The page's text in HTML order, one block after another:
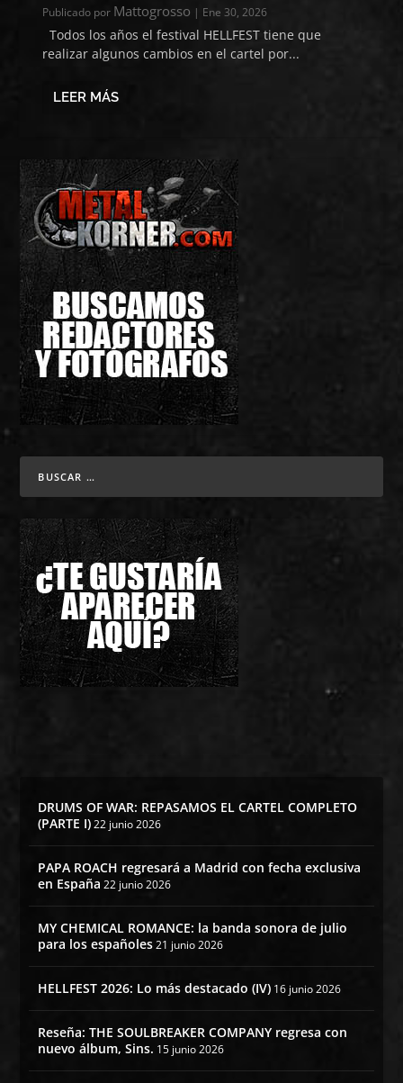
Publicado por Mattogrosso | Ene 30, 2026
Todos los años el festival HELLFEST tiene que
realizar algunos cambios en el cartel por...
LEER MÁS
DRUMS OF WAR: REPASAMOS EL CARTEL COMPLETO
(PARTE I) 22 junio 2026
PAPA ROACH regresará a Madrid con fecha exclusiva
en España 22 junio 2026
MY CHEMICAL ROMANCE: la banda sonora de julio
para los españoles 21 junio 2026
HELLFEST 2026: Lo más destacado (IV) 16 junio 2026
Reseña: THE SOULBREAKER COMPANY regresa con
nuevo álbum, Sins. 15 junio 2026